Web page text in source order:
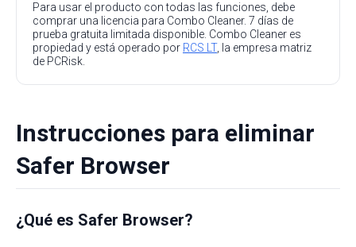
Para usar el producto con todas las funciones, debe
comprar una licencia para Combo Cleaner. 7 días de
prueba gratuita limitada disponible. Combo Cleaner es
propiedad y está operado por RCS LT, la empresa matriz
de PCRisk.
Instrucciones para eliminar
Safer Browser
¿Qué es Safer Browser?